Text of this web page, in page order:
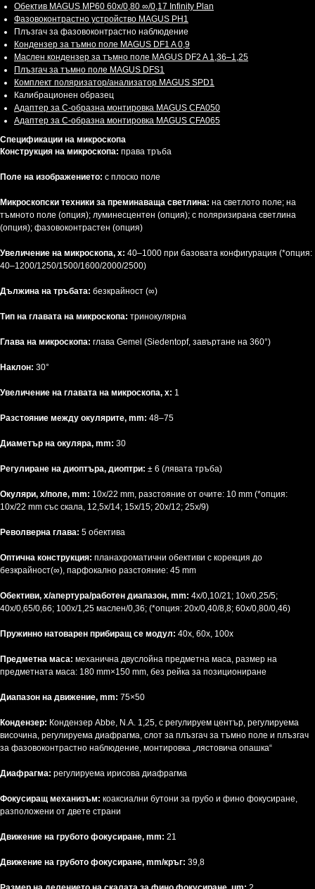
Обектив MAGUS MP60 60х/0,80 ∞/0,17 Infinity Plan
Фазовоконтрастно устройство MAGUS PH1
Плъзгач за фазовоконтрастно наблюдение
Кондензер за тъмно поле MAGUS DF1 A 0,9
Маслен кондензер за тъмно поле MAGUS DF2 A 1,36–1,25
Плъзгач за тъмно поле MAGUS DFS1
Комплект поляризатор/анализатор MAGUS SPD1
Калибрационен образец
Адаптер за C-образна монтировка MAGUS CFA050
Адаптер за C-образна монтировка MAGUS CFA065
Спецификации на микроскопа
Конструкция на микроскопа: права тръба
Поле на изображението: с плоско поле
Микроскопски техники за преминаваща светлина: на светлото поле; на
тъмното поле (опция); луминесцентен (опция); с поляризирана светлина
(опция); фазовоконтрастен (опция)
Увеличение на микроскопа, х: 40–1000 при базовата конфигурация (*опция:
40–1200/1250/1500/1600/2000/2500)
Дължина на тръбата: безкрайност (∞)
Тип на главата на микроскопа: тринокулярна
Глава на микроскопа: глава Gemel (Siedentopf, завъртане на 360°)
Наклон: 30°
Увеличение на главата на микроскопа, x: 1
Разстояние между окулярите, mm: 48–75
Диаметър на окуляра, mm: 30
Регулиране на диоптъра, диоптри: ± 6 (лявата тръба)
Окуляри, x/поле, mm: 10х/22 mm, разстояние от очите: 10 mm (*опция:
10x/22 mm със скала, 12,5x/14; 15x/15; 20x/12; 25x/9)
Револверна глава: 5 обектива
Оптична конструкция: планахроматични обективи с корекция до
безкрайност(∞), парфокално разстояние: 45 mm
Обективи, x/апертура/работен диапазон, mm: 4x/0,10/21; 10x/0,25/5;
40x/0,65/0,66; 100x/1,25 маслен/0,36; (*опция: 20x/0,40/8,8; 60x/0,80/0,46)
Пружинно натоварен прибиращ се модул: 40x, 60x, 100x
Предметна маса: механична двуслойна предметна маса, размер на
предметната маса: 180 mm×150 mm, без рейка за позициониране
Диапазон на движение, mm: 75×50
Кондензер: Кондензер Abbe, N.A. 1,25, с регулируем център, регулируема
височина, регулируема диафрагма, слот за плъзгач за тъмно поле и плъзгач
за фазовоконтрастно наблюдение, монтировка „лястовича опашка“
Диафрагма: регулируема ирисова диафрагма
Фокусиращ механизъм: коаксиални бутони за грубо и фино фокусиране,
разположени от двете страни
Движение на грубото фокусиране, mm: 21
Движение на грубото фокусиране, mm/кръг: 39,8